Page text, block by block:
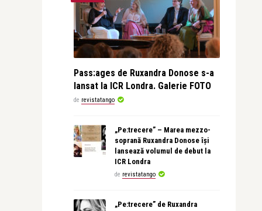
Pass:ages de Ruxandra Donose s-a
lansat la ICR Londra. Galerie FOTO
de revistatango
„Pe:trecere” – Marea mezzo-
soprană Ruxandra Donose își
lansează volumul de debut la
ICR Londra
de revistatango
„Pe:trecere” de Ruxandra